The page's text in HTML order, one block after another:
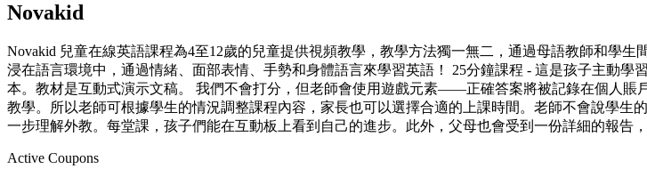
Novakid
Novakid 兒童在線英語課程為4至12歲的兒童提供視頻教學，教學方法獨一無二，通過母語教師和學
浸在語言環境中，通過情緒、面部表情、手勢和身體語言來學習英語！ 25分鐘課程 - 這是孩子主動
本。教材是互動式演示文稿。 我們不會打分，但老師會使用遊戲元素——正確答案將被記錄在個人賬
教學。所以老師可根據學生的情況調整課程內容，家長也可以選擇合適的上課時間。老師不會說學
一步理解外教。每堂課，孩子們能在互動板上看到自己的進步。此外，父母也會受到一份詳細的報告
Active Coupons